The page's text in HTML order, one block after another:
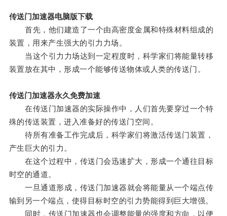
传送门加速器电脑版下载
首先，他们建造了一个由高密度金属和特殊材料组成的
装置，用来产生强大的引力力场。
当这个引力力场达到一定程度时，科学家们将能量转移
装置放在其中，形成一个能够传送物体或人类的传送门。
传送门加速器永久免费加速
在传送门加速器的实际操作中，人们首先要穿过一个特
殊的传送装置，进入准备好的传送门空间。
待所有准备工作完成后，科学家们将激活传送门装置，
产生巨大的引力。
在这个过程中，传送门会迅速扩大，形成一个通往目标
时空的通道。
一旦通道形成，传送门加速器就会将能量从一个端点传
输到另一个端点，使得目标时空的引力势能得到巨大增强。
同时，传送门加速器也会调整能量的强度和方向，以便